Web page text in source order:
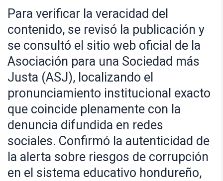
Para verificar la veracidad del
contenido, se revisó la publicación y
se consultó el sitio web oficial de la
Asociación para una Sociedad más
Justa (ASJ), localizando el
pronunciamiento institucional exacto
que coincide plenamente con la
denuncia difundida en redes
sociales. Confirmó la autenticidad de
la alerta sobre riesgos de corrupción
en el sistema educativo hondureño,